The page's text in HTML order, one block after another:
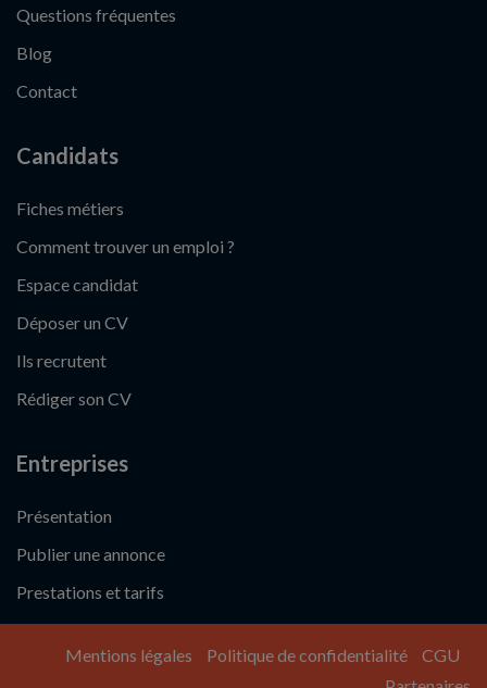
Questions fréquentes
Blog
Contact
Candidats
Fiches métiers
Comment trouver un emploi ?
Espace candidat
Déposer un CV
Ils recrutent
Rédiger son CV
Entreprises
Présentation
Publier une annonce
Prestations et tarifs
Mentions légales Politique de confidentialité
CGU